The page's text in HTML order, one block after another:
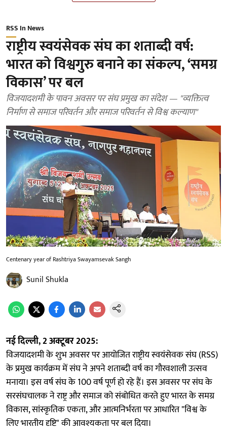
RSS In News
राष्ट्रीय स्वयंसेवक संघ का शताब्दी वर्ष:
भारत को विश्वगुरु बनाने का संकल्प, ‘समग्र
विकास’ पर बल
विजयादशमी के पावन अवसर पर संघ प्रमुख का संदेश — "व्यक्तित्व
निर्माण से समाज परिवर्तन और समाज परिवर्तन से विश्व कल्याण"
Centenary year of Rashtriya Swayamsevak Sangh
Sunil Shukla
नई दिल्ली, 2 अक्टूबर 2025:
विजयादशमी के शुभ अवसर पर आयोजित राष्ट्रीय स्वयंसेवक संघ (RSS)
के प्रमुख कार्यक्रम में संघ ने अपने शताब्दी वर्ष का गौरवशाली उत्सव
मनाया। इस वर्ष संघ के 100 वर्ष पूर्ण हो रहे हैं। इस अवसर पर संघ के
सरसंघचालक ने राष्ट्र और समाज को संबोधित करते हुए भारत के समग्र
विकास, सांस्कृतिक एकता, और आत्मनिर्भरता पर आधारित "विश्व के
लिए भारतीय दृष्टि" की आवश्यकता पर बल दिया।